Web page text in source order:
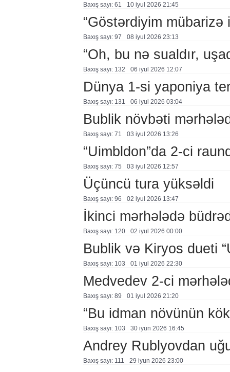
Baxış sayı: 61 10 i̇yul 2026 21:45
“Göstərdiyim mübarizə
Baxış sayı: 97 08 i̇yul 2026 23:13
“Oh, bu nə sualdır,
Baxış sayı: 132 06 i̇yul 2026 12:07
Dünya 1-si yaponiya
Baxış sayı: 131 06 i̇yul 2026 03:04
Bublik növbəti
Baxış sayı: 71 03 i̇yul 2026 13:26
“Uimbldon”da 2-ci
Baxış sayı: 75 03 i̇yul 2026 12:57
Üçüncü tura yüksəldi
Baxış sayı: 96 02 i̇yul 2026 13:47
İkinci mərhələdə
Baxış sayı: 120 02 i̇yul 2026 00:00
Bublik və Kiryos dueti
Baxış sayı: 103 01 i̇yul 2026 22:30
Medvedev 2-ci
Baxış sayı: 89 01 i̇yul 2026 21:20
“Bu idman növünün
Baxış sayı: 103 30 i̇yun 2026 16:45
Andrey Rublyovdan
Baxış sayı: 111 29 i̇yun 2026 23:00